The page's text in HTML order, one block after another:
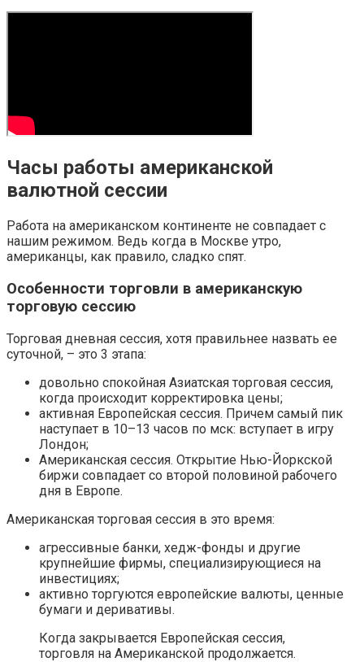
Часы работы американской
валютной сессии
Работа на американском континенте не совпадает с
нашим режимом. Ведь когда в Москве утро,
американцы, как правило, сладко спят.
Особенности торговли в американскую
торговую сессию
Торговая дневная сессия, хотя правильнее назвать ее
суточной, – это 3 этапа:
довольно спокойная Азиатская торговая сессия,
когда происходит корректировка цены;
активная Европейская сессия. Причем самый пик
наступает в 10–13 часов по мск: вступает в игру
Лондон;
Американская сессия. Открытие Нью-Йоркской
биржи совпадает со второй половиной рабочего
дня в Европе.
Американская торговая сессия в это время:
агрессивные банки, хедж-фонды и другие
крупнейшие фирмы, специализирующиеся на
инвестициях;
активно торгуются европейские валюты, ценные
бумаги и деривативы.
Когда закрывается Европейская сессия,
торговля на Американской продолжается.